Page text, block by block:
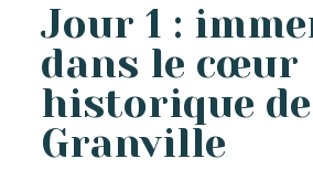
Jour 1 :
dans le cœur
historique de
Granville